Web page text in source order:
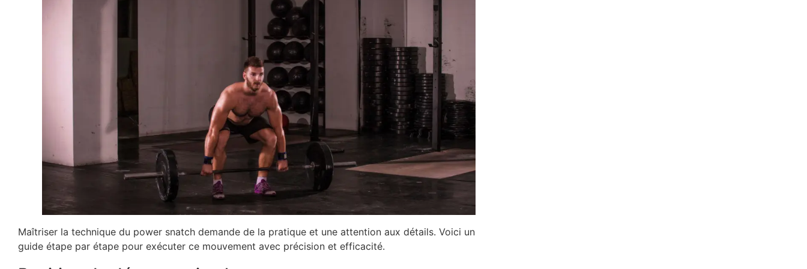
Maîtriser la technique du power snatch demande de la pratique et une attention aux détails. Voici un
guide étape par étape pour exécuter ce mouvement avec précision et efficacité.